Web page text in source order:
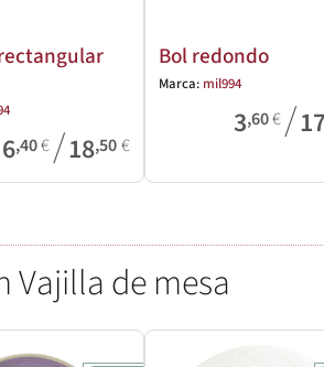
6,40€/18,50€
Bol redondo
Marca: mil994
3,60€/
Vajilla de mesa